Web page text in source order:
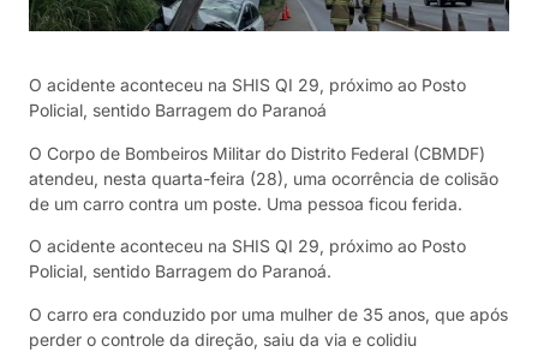
O acidente aconteceu na SHIS QI 29, próximo ao Posto
Policial, sentido Barragem do Paranoá
O Corpo de Bombeiros Militar do Distrito Federal (CBMDF)
atendeu, nesta quarta-feira (28), uma ocorrência de colisão
de um carro contra um poste. Uma pessoa ficou ferida.
O acidente aconteceu na SHIS QI 29, próximo ao Posto
Policial, sentido Barragem do Paranoá.
O carro era conduzido por uma mulher de 35 anos, que após
perder o controle da direção, saiu da via e colidiu